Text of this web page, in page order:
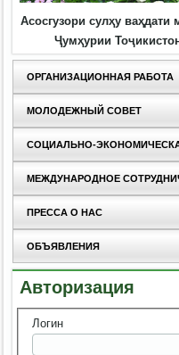
Асосгузори сулҳу
Ҷумҳурии
ОРГАНИЗАЦИОННАЯ РАБОТА
МОЛОДЕЖНЫЙ СОВЕТ
СОЦИАЛЬНО-
МЕЖДУНАРОДНОЕ
ПРЕССА О НАС
ОБЪЯВЛЕНИЯ
Авторизация
Логин